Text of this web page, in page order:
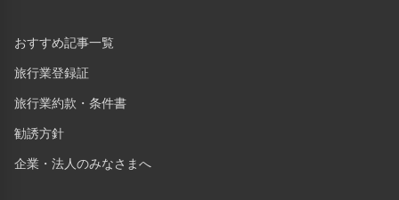
おすすめ記事一覧
旅行業登録証
旅行業約款・条件書
勧誘方針
企業・法人のみなさまへ